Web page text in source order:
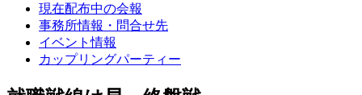
現在配布中の会報
事務所情報・問合せ先
イベント情報
カップリングパーティー